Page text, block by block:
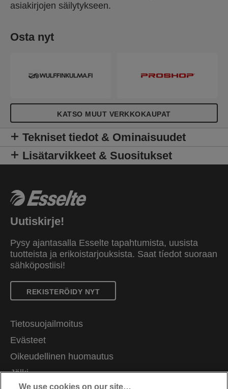
asiakirjojen säilytykseen.
Osta nyt
KATSO MUUT VERKKOKAUPAT
Tekniset tiedot & Ominaisuudet
Lisätarvikkeet & Suositukset
Uutiskirje!
Pysy ajantasalla Esselte tapahtumista, uusista
tuotteista ja erikoistarjouksista. Saat tíedot suoraan
sähköpostiisi!
REKISTERÖIDY NYT
Tietosuojailmoitus
Evästeet
Oikeudellinen huomautus
Jälki
We use cookies on our site…